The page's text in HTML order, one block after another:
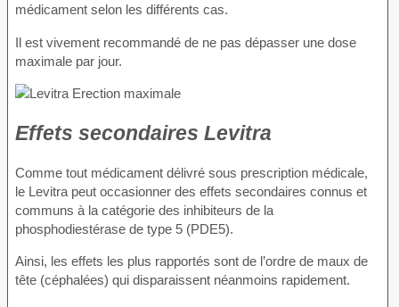
médicament selon les différents cas.
Il est vivement recommandé de ne pas dépasser une dose
maximale par jour.
Effets secondaires Levitra
Comme tout médicament délivré sous prescription médicale,
le Levitra peut occasionner des effets secondaires connus et
communs à la catégorie des inhibiteurs de la
phosphodiestérase de type 5 (PDE5).
Ainsi, les effets les plus rapportés sont de l’ordre de maux de
tête (céphalées) qui disparaissent néanmoins rapidement.